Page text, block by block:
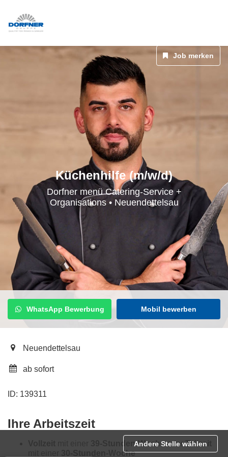
Küchenhilfe (m/w/d)
Dorfner menü Catering-Service +
Organisations • Neuendettelsau
Job merken
WhatsApp Bewerbung Mobil bewerben
Neuendettelsau
ab sofort
ID: 139311
Ihre Arbeitszeit
39-Stunden-WocheoderTeilzeit
30-Stunden-Woche
Andere Stelle wählen